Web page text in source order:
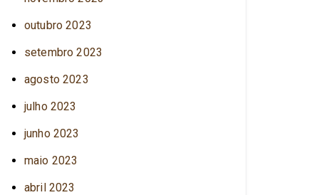
outubro 2023
setembro 2023
agosto 2023
julho 2023
junho 2023
maio 2023
abril 2023